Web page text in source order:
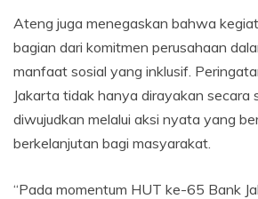
Ateng juga menegaskan bahwa
bagian dari komitmen perusahaan
manfaat sosial yang inklusif.
Jakarta tidak hanya dirayakan secara
diwujudkan melalui aksi nyata yang
berkelanjutan bagi masyarakat.
“Pada momentum HUT ke-65 Bank